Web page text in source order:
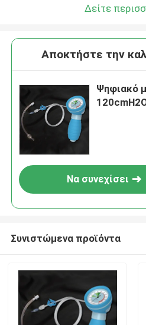
Δείτε
Αποκτήστε την
Ψηφιακό
Να συνεχίσει
Συνιστώμενα προϊόντα